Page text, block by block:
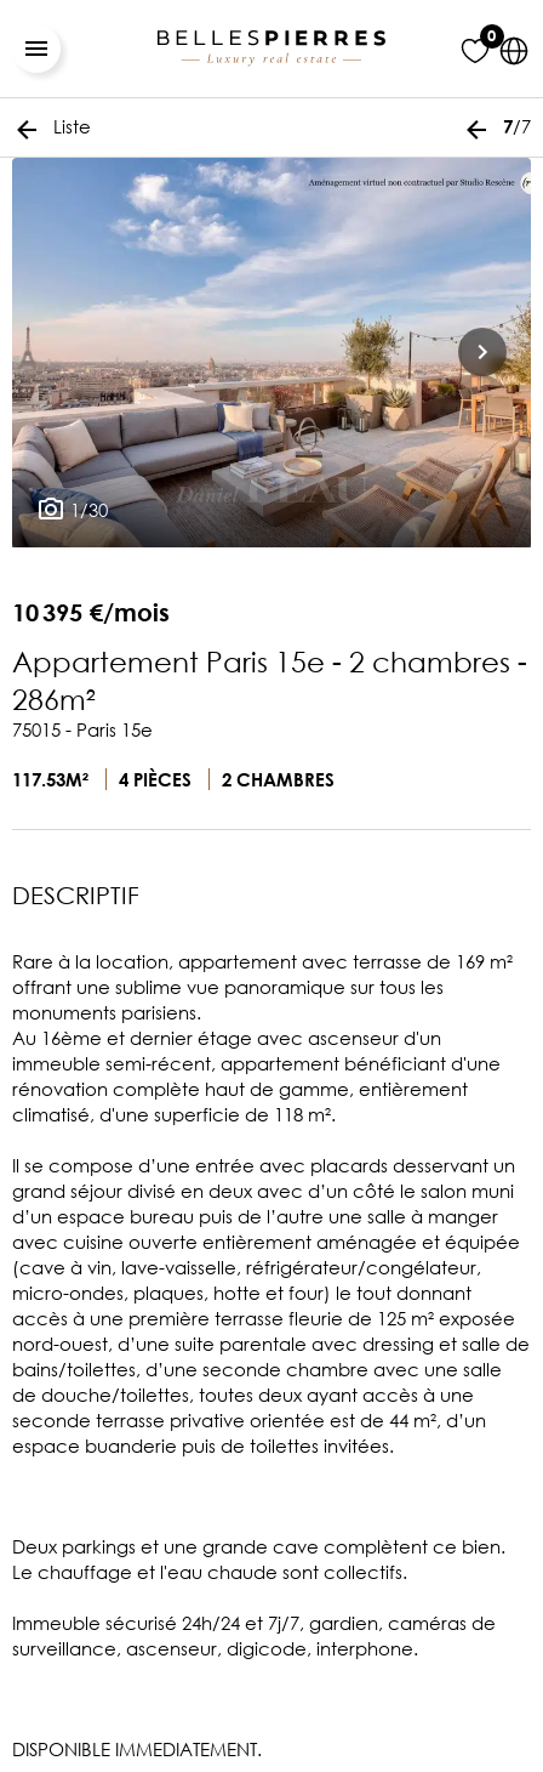
0
Liste 7/7
1/30
10 395 €/mois
Appartement Paris 15e - 2 chambres -
286m²
75015 - Paris 15e
117.53M² 4 PIÈCES 2 CHAMBRES
DESCRIPTIF
Rare à la location, appartement avec terrasse de 169 m²
offrant une sublime vue panoramique sur tous les
monuments parisiens.
Au 16ème et dernier étage avec ascenseur d'un
immeuble semi-récent, appartement bénéficiant d'une
rénovation complète haut de gamme, entièrement
climatisé, d'une superficie de 118 m².
Il se compose d’une entrée avec placards desservant un
grand séjour divisé en deux avec d’un côté le salon muni
d’un espace bureau puis de l’autre une salle à manger
avec cuisine ouverte entièrement aménagée et équipée
(cave à vin, lave-vaisselle, réfrigérateur/congélateur,
micro-ondes, plaques, hotte et four) le tout donnant
accès à une première terrasse fleurie de 125 m² exposée
nord-ouest, d’une suite parentale avec dressing et salle de
bains/toilettes, d’une seconde chambre avec une salle
de douche/toilettes, toutes deux ayant accès à une
seconde terrasse privative orientée est de 44 m², d’un
espace buanderie puis de toilettes invitées.
Deux parkings et une grande cave complètent ce bien.
Le chauffage et l'eau chaude sont collectifs.
Immeuble sécurisé 24h/24 et 7j/7, gardien, caméras de
surveillance, ascenseur, digicode, interphone.
DISPONIBLE IMMEDIATEMENT.